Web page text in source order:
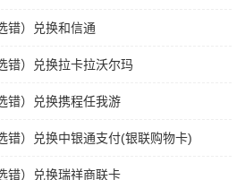
错）兑换和信通
错）兑换拉卡拉沃尔玛
错）兑换携程任我游
错）兑换中银通支付(银联购物卡)
错）兑换瑞祥商联卡